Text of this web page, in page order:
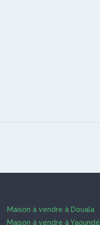
Maison à vendre à Douala
Maison à vendre à Yaoundé